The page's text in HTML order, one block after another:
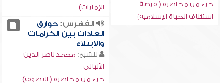
جزء من محاضرة ( فرصة
استئناف الحياة الإسلامية)
الإمارات)
الفهرس:خوارق
العادات بين الكرامات
والابتلاء
للشيخ: محمد ناصر الدين
الألباني
جزء من محاضرة ( التصوف)